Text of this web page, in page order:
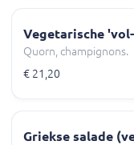
Vegetarische
Quorn, champignons.
€ 21,20
Griekse salade